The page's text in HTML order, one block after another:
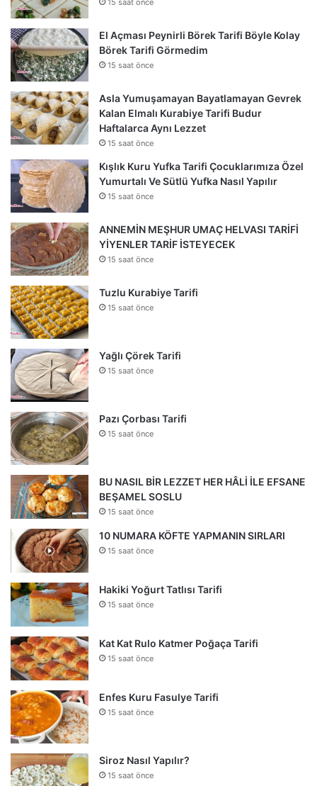
15 saat önce
El Açması Peynirli Börek Tarifi Böyle Kolay
Börek Tarifi Görmedim
15 saat önce
Asla Yumuşamayan Bayatlamayan Gevrek
Kalan Elmalı Kurabiye Tarifi Budur
Haftalarca Aynı Lezzet
15 saat önce
Kışlık Kuru Yufka Tarifi Çocuklarımıza Özel
Yumurtalı Ve Sütlü Yufka Nasıl Yapılır
15 saat önce
ANNEMİN MEŞHUR UMAÇ HELVASI TARİFİ
YİYENLER TARİF İSTEYECEK
15 saat önce
Tuzlu Kurabiye Tarifi
15 saat önce
Yağlı Çörek Tarifi
15 saat önce
Pazı Çorbası Tarifi
15 saat önce
BU NASIL BİR LEZZET HER HÂLİ İLE EFSANE
BEŞAMEL SOSLU
15 saat önce
10 NUMARA KÖFTE YAPMANIN SIRLARI
15 saat önce
Hakiki Yoğurt Tatlısı Tarifi
15 saat önce
Kat Kat Rulo Katmer Poğaça Tarifi
15 saat önce
Enfes Kuru Fasulye Tarifi
15 saat önce
Siroz Nasıl Yapılır?
15 saat önce